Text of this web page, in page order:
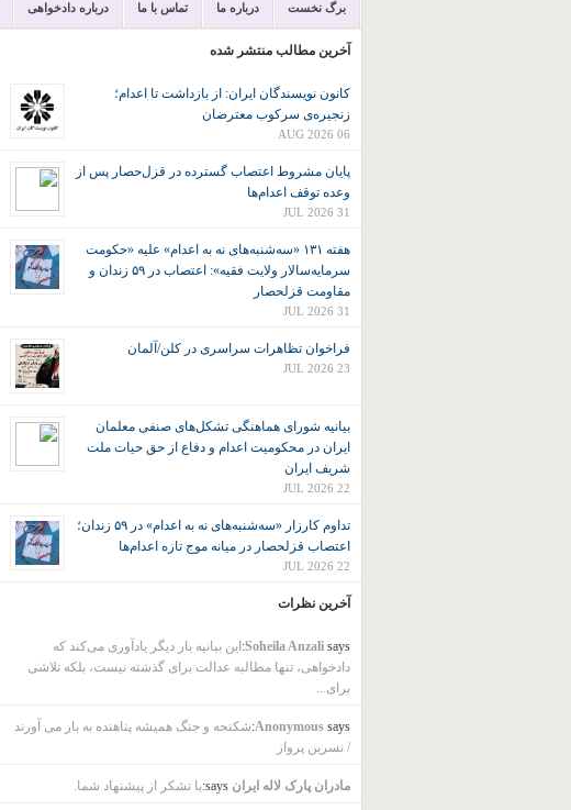
برگ نخست درباره ما تماس با ما درباره دادخواهی
آخرین مطالب منتشر شده
کانون نويسندگان ايران: از بازداشت تا اعدام؛
زنجیره‌ی سرکوب معترضان
06 AUG 2026
پایان مشروط اعتصاب گسترده در قزل‌حصار پس از
وعده توقف اعدام‌ها
31 JUL 2026
هفته ۱۳۱ «سه‌شنبه‌های نه به اعدام» علیه «حکومت
سرمایه‌سالار ولایت فقیه»: اعتصاب در ۵۹ زندان و
مقاومت قزلحصار
31 JUL 2026
فراخوان تظاهرات سراسری در کلن/آلمان
23 JUL 2026
بیانیه شورای هماهنگی تشکل‌های صنفی معلمان
ایران در محکومیت اعدام و دفاع از حق حیات ملت
شریف ایران
22 JUL 2026
تداوم کارزار «سه‌شنبه‌های نه به اعدام» در ۵۹ زندان؛
اعتصاب قزلحصار در میانه موج تازه اعدام‌ها
22 JUL 2026
آخرین نظرات
Soheila Anzalisays:
این بیانیه بار دیگر یادآوری می‌کند که
دادخواهی، تنها مطالبه عدالت برای گذشته نیست، بلکه تلاشی
برای...
Anonymoussays:
شکنجه و جنگ همیشه پناهنده به بار می آورند
/ نسرین پرواز
مادران پارک لاله ایران says: با تشکر از پیشنهاد شما.